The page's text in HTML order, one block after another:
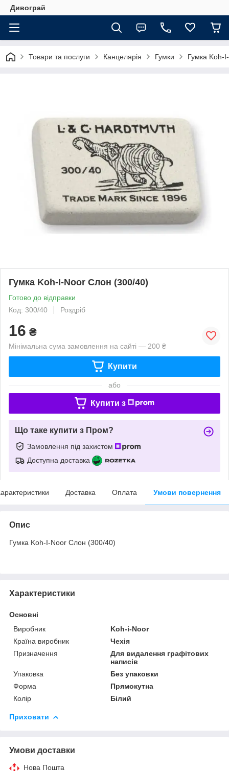
Дивограй
Товари та послуги Канцелярія Гумки Гумка Koh-
Гумка Koh-I-Noor Слон (300/40)
Готово до відправки
Код: 300/40
Роздріб
16 ₴
Мінімальна сума замовлення на сайті — 200 ₴
Купити
або
Купити з
Що таке купити з Пром?
Замовлення під захистом
Доступна доставка
Доставка Оплата Умови повернення
Опис
Гумка Koh-I-Noor Слон (300/40)
Характеристики
Основні
Виробник
Koh-i-Noor
Країна виробник
Чехія
Призначення
Для видалення графітових
написів
Упаковка
Без упаковки
Форма
Прямокутна
Колір
Білий
Приховати
Умови доставки
Нова Пошта